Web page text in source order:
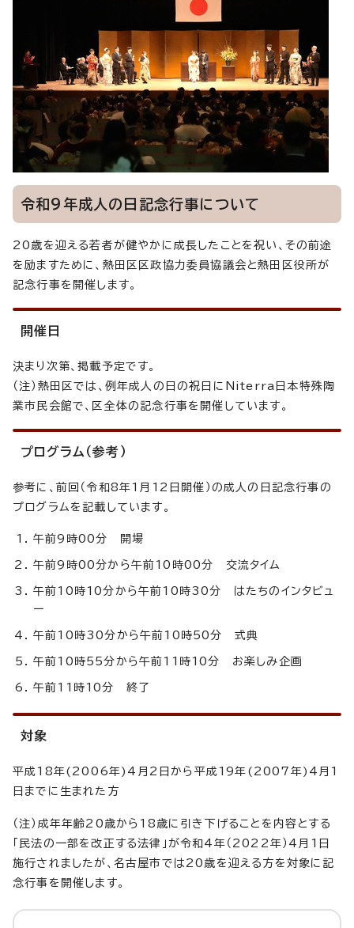
令和9年成人の日記念行事について
20歳を迎える若者が健やかに成長したことを祝い、その前途
を励ますために、熱田区区政協力委員協議会と熱田区役所が
記念行事を開催します。
開催日
決まり次第、掲載予定です。
（注）熱田区では、例年成人の日の祝日にNiterra日本特殊陶
業市民会館で、区全体の記念行事を開催しています。
プログラム（参考）
参考に、前回（令和8年1月12日開催）の成人の日記念行事の
プログラムを記載しています。
午前9時00分 開場
午前9時00分から午前10時00分 交流タイム
午前10時10分から午前10時30分 はたちのインタビュ
ー
午前10時30分から午前10時50分 式典
午前10時55分から午前11時10分 お楽しみ企画
午前11時10分 終了
対象
平成18年(2006年)4月2日から平成19年(2007年)4月1
日までに生まれた方
（注）成年年齢20歳から18歳に引き下げることを内容とする
「民法の一部を改正する法律」が令和4年（2022年）4月1日
施行されましたが、名古屋市では20歳を迎える方を対象に記
念行事を開催します。